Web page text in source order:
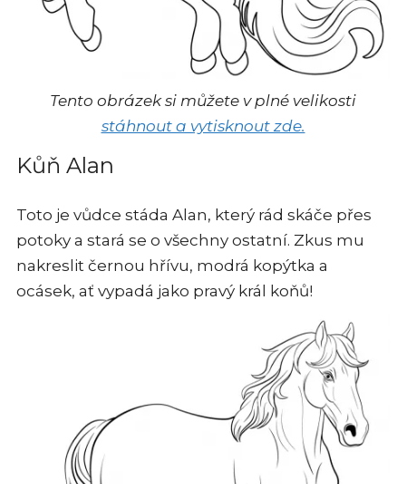
Tento obrázek si můžete v plné velikosti
stáhnout a vytisknout zde.
Kůň Alan
Toto je vůdce stáda Alan, který rád skáče přes
potoky a stará se o všechny ostatní. Zkus mu
nakreslit černou hřívu, modrá kopýtka a
ocásek, ať vypadá jako pravý král koňů!